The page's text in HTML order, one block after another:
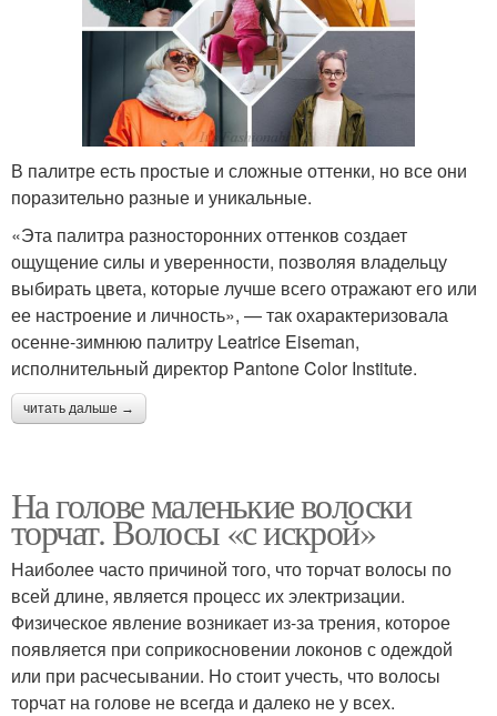
В палитре есть простые и сложные оттенки, но все они
поразительно разные и уникальные.
«Эта палитра разносторонних оттенков создает
ощущение силы и уверенности, позволяя владельцу
выбирать цвета, которые лучше всего отражают его или
ее настроение и личность», — так охарактеризовала
осенне-зимнюю палитру Leatrice Eiseman,
исполнительный директор Pantone Color Institute.
читать дальше →
На голове маленькие волоски
торчат. Волосы «с искрой»
Наиболее часто причиной того, что торчат волосы по
всей длине, является процесс их электризации.
Физическое явление возникает из-за трения, которое
появляется при соприкосновении локонов с одеждой
или при расчесывании. Но стоит учесть, что волосы
торчат на голове не всегда и далеко не у всех.